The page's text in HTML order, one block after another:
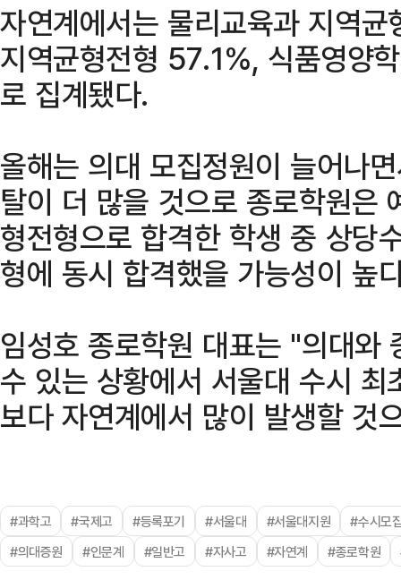
자연계에서는 물리교육과 지역
지역균형전형 57.1%, 식품영양
로 집계됐다.
올해는 의대 모집정원이 늘어나
탈이 더 많을 것으로 종로학원은
형전형으로 합격한 학생 중 상당
형에 동시 합격했을 가능성이 높
임성호 종로학원 대표는 "의대와
수 있는 상황에서 서울대 수시
보다 자연계에서 많이 발생할 것
#과학고 #국제고 #등록포기 #서울대 #서울대지원
#수시모
#의대증원
#인문계 #일반고 #자사고 #자연계 #종로학원